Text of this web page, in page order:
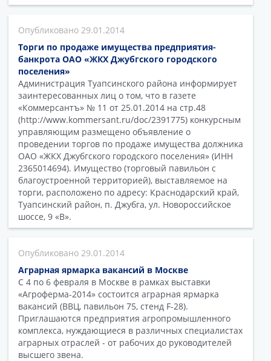
29.01.2014
Торги по продаже имущества предприятия-
банкрота ОАО «ЖКХ Джубгского городского
поселения»
Администрация Туапсинского района информирует
заинтересованных лиц о том, что в газете
«Коммерсантъ» № 11 от 25.01.2014 на стр.48
(http://www.kommersant.ru/doc/2391775) конкурсным
управляющим размещено объявление о
проведении торгов по продаже имущества должника
ОАО «ЖКХ Джубгского городского поселения» (ИНН
2365014694). Имущество (торговый павильон с
благоустроенной территорией), выставляемое на
торги, расположено по адресу: Краснодарский край,
Туапсинский район, п. Джубга, ул. Новороссийское
шоссе, 9 «В».
29.01.2014
Аграрная ярмарка вакансий в Москве
С 4 по 6 февраля в Москве в рамках выставки
«Агроферма-2014» состоится аграрная ярмарка
вакансий (ВВЦ, павильон 75, стенд F-28).
Приглашаются предприятия агропромышленного
комплекса, нуждающиеся в различных специалистах
аграрных отраслей - от рабочих до руководителей
высшего звена.